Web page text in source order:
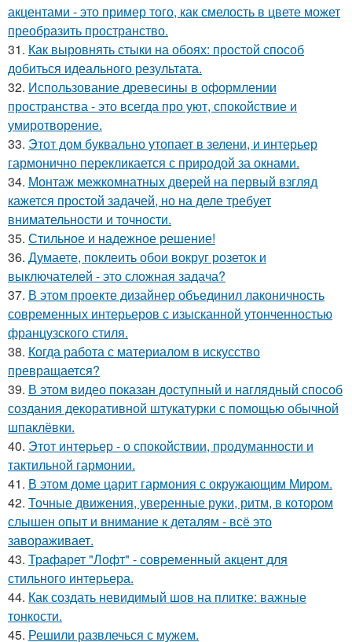
акцентами - это пример того, как смелость в цвете может
преобразить пространство.
31. Как выровнять стыки на обоях: простой способ
добиться идеального результата.
32. Использование древесины в оформлении
пространства - это всегда про уют, спокойствие и
умиротворение.
33. Этот дом буквально утопает в зелени, и интерьер
гармонично перекликается с природой за окнами.
34. Монтаж межкомнатных дверей на первый взгляд
кажется простой задачей, но на деле требует
внимательности и точности.
35. Стильное и надежное решение!
36. Думаете, поклеить обои вокруг розеток и
выключателей - это сложная задача?
37. В этом проекте дизайнер объединил лаконичность
современных интерьеров с изысканной утонченностью
французского стиля.
38. Когда работа с материалом в искусство
превращается?
39. В этом видео показан доступный и наглядный способ
создания декоративной штукатурки с помощью обычной
шпаклёвки.
40. Этот интерьер - о спокойствии, продуманности и
тактильной гармонии.
41. В этом доме царит гармония с окружающим Миром.
42. Точные движения, уверенные руки, ритм, в котором
слышен опыт и внимание к деталям - всё это
завораживает.
43. Трафарет "Лофт" - современный акцент для
стильного интерьера.
44. Как создать невидимый шов на плитке: важные
тонкости.
45. Решили развлечься с мужем.